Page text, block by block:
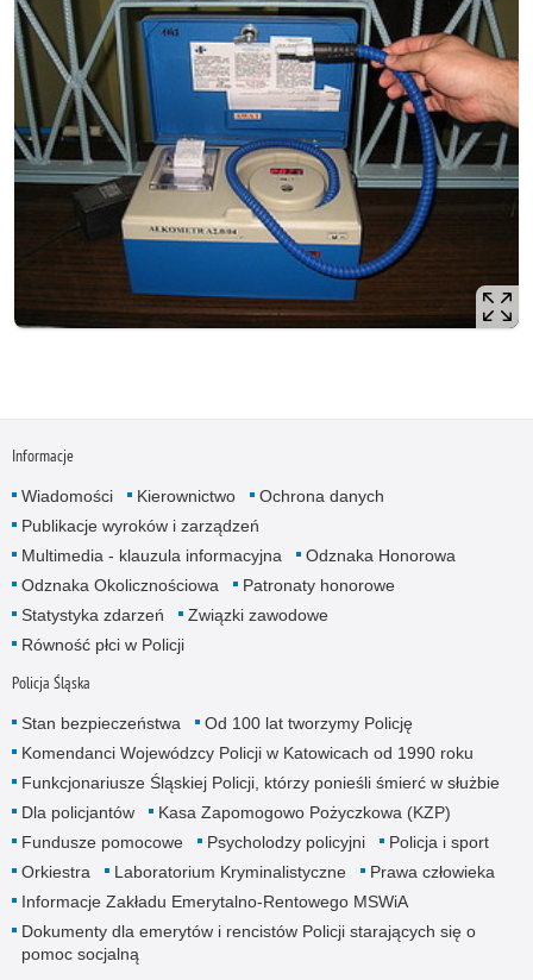
Informacje
Wiadomości Kierownictwo
Ochrona danych
Publikacje wyroków i zarządzeń
Multimedia - klauzula informacyjna
Odznaka Honorowa
Odznaka Okolicznościowa
Patronaty honorowe
Statystyka zdarzeń
Związki zawodowe
Równość płci w Policji
Policja Śląska
Stan bezpieczeństwa
Od 100 lat tworzymy Policję
Komendanci Wojewódzcy Policji w Katowicach od 1990 roku
Funkcjonariusze Śląskiej Policji, którzy ponieśli śmierć w służbie
Dla policjantów
Kasa Zapomogowo Pożyczkowa (KZP)
Fundusze pomocowe
Psycholodzy policyjni
Policja i sport
Orkiestra
Laboratorium Kryminalistyczne
Prawa człowieka
Informacje Zakładu Emerytalno-Rentowego MSWiA
Dokumenty dla emerytów i rencistów Policji starających się o
pomoc socjalną